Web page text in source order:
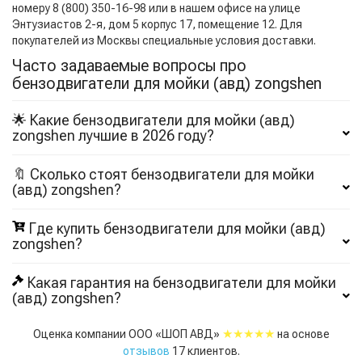
номеру 8 (800) 350-16-98 или в нашем офисе на улице
Энтузиастов 2-я, дом 5 корпус 17, помещение 12. Для
покупателей из Москвы специальные условия доставки.
Часто задаваемые вопросы про
бензодвигатели для мойки (авд) zongshen
🌟 Какие бензодвигатели для мойки (авд)
zongshen лучшие в 2026 году?
🔖 Сколько стоят бензодвигатели для мойки
(авд) zongshen?
Где купить бензодвигатели для мойки (авд)
zongshen?
Какая гарантия на бензодвигатели для мойки
(авд) zongshen?
Оценка компании ООО «ШОП АВД» ★★★★★ на основе
отзывов 17клиентов.